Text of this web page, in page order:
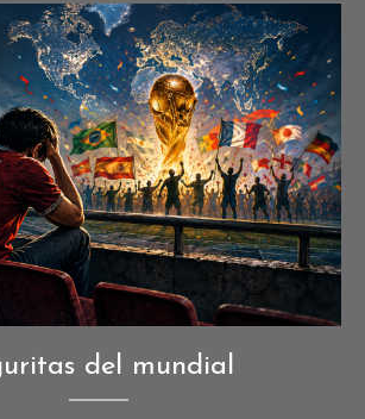
referencia (I.A)
Deportes,
Opinión
del mundial